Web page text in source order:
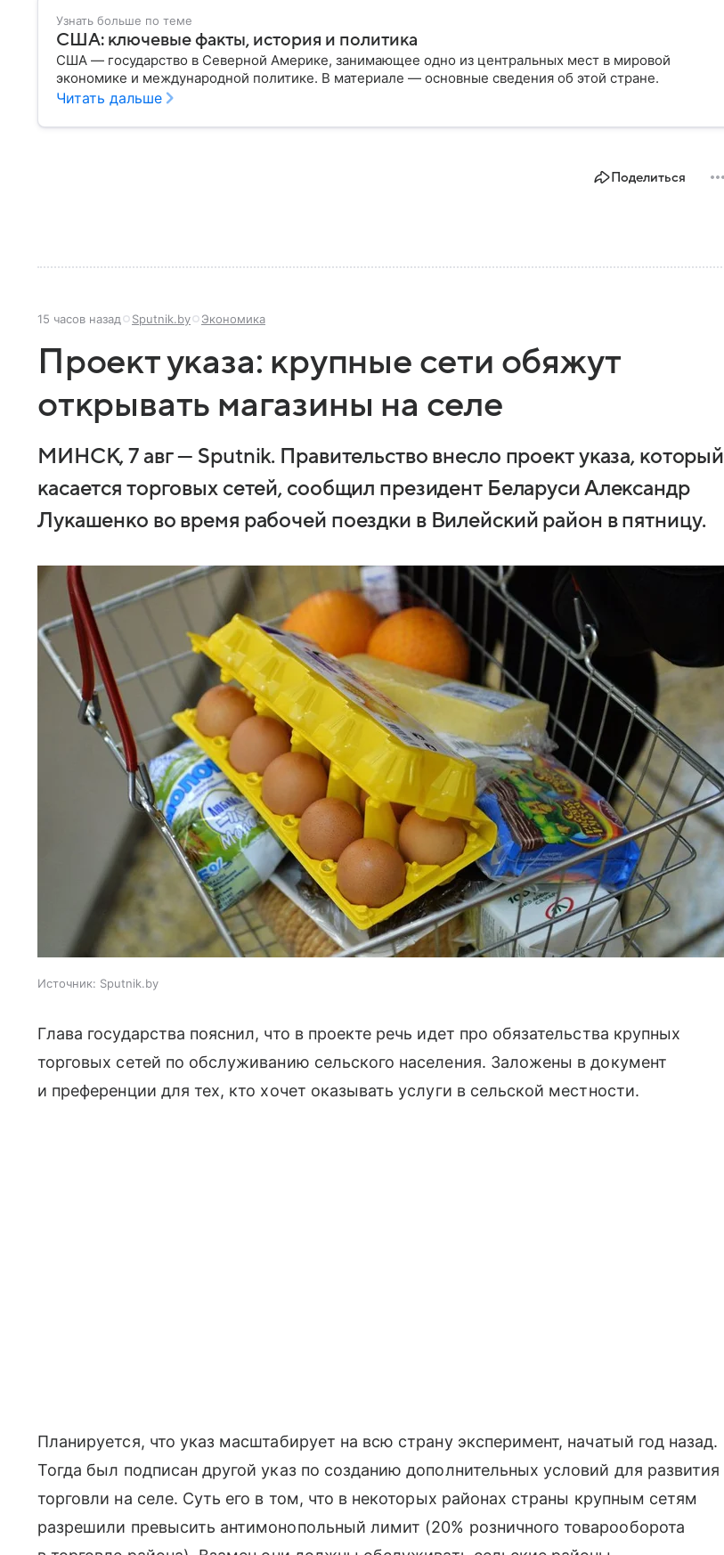
Узнать больше по теме
США: ключевые факты, история и политика
США — государство в Северной Америке, занимающее одно из центральных мест в мировой
экономике и международной политике. В материале — основные сведения об этой стране.
Читать дальше
Поделиться
15 часов назад Sputnik.by Экономика
Проект указа: крупные сети обяжут
открывать магазины на селе
МИНСК, 7 авг — Sputnik. Правительство внесло проект указа, который
касается торговых сетей, сообщил президент Беларуси Александр
Лукашенко во время рабочей поездки в Вилейский район в пятницу.
Источник: Sputnik.by
Глава государства пояснил, что в проекте речь идет про обязательства крупных
торговых сетей по обслуживанию сельского населения. Заложены в документ
и преференции для тех, кто хочет оказывать услуги в сельской местности.
Планируется, что указ масштабирует на всю страну эксперимент, начатый год назад.
Тогда был подписан другой указ по созданию дополнительных условий для развития
торговли на селе. Суть его в том, что в некоторых районах страны крупным сетям
разрешили превысить антимонопольный лимит (20% розничного товарооборота